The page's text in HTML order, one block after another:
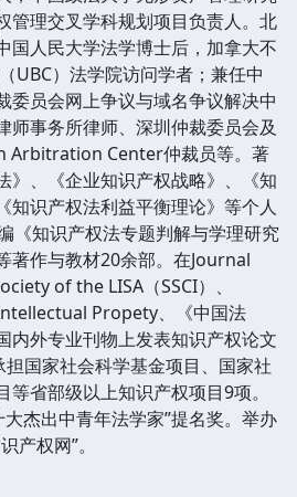
管理交叉学科规划项目负责人。北
国人民大学法学博士后，加拿大不
UBC）法学院访问学者；兼任中
委员会网上争议与域名争议解决中
师事务所律师、深圳仲裁委员会及
Arbitration Center仲裁员等。著
》、《企业知识产权战略》、《知
知识产权法利益平衡理论》等个人
《知识产权法专题判解与学理研究
著作与教材20余部。在Journal
of the LISA（SSCI）、
Propety、《中国法
内外专业刊物上发表知识产权论文
国家社会科学基金项目、国家社
省部级以上知识产权项目9项。
杰出中青年法学家”提名奖。举办
产权网”。